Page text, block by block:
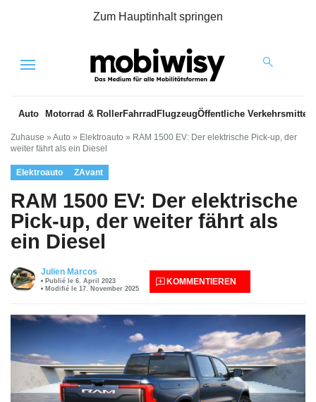
Zum Hauptinhalt springen
Menu
Auto Motorrad & RollerFahrrad FlugzeugÖffentliche Verkehrsmittel
Zuhause » Auto » Elektroauto » RAM 1500 EV: Der elektrische Pick-up, der
weiter fährt als ein Diesel
Elektroauto ZAvant
RAM 1500 EV: Der elektrische
Pick-up, der weiter fährt als
ein Diesel
Julien Marcos
Publié le 6. April 2023
Modifié le 17. November 2025
KOMMENTIEREN